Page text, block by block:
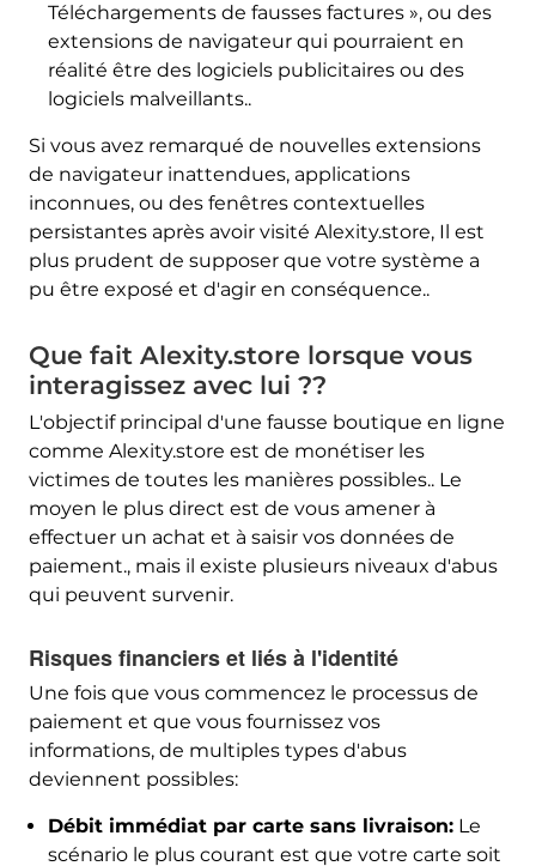
Téléchargements de fausses factures », ou des
extensions de navigateur qui pourraient en
réalité être des logiciels publicitaires ou des
logiciels malveillants..
Si vous avez remarqué de nouvelles extensions
de navigateur inattendues, applications
inconnues, ou des fenêtres contextuelles
persistantes après avoir visité Alexity.store, Il est
plus prudent de supposer que votre système a
pu être exposé et d'agir en conséquence..
Que fait Alexity.store lorsque vous
interagissez avec lui ??
L'objectif principal d'une fausse boutique en ligne
comme Alexity.store est de monétiser les
victimes de toutes les manières possibles.. Le
moyen le plus direct est de vous amener à
effectuer un achat et à saisir vos données de
paiement., mais il existe plusieurs niveaux d'abus
qui peuvent survenir.
Risques financiers et liés à l'identité
Une fois que vous commencez le processus de
paiement et que vous fournissez vos
informations, de multiples types d'abus
deviennent possibles:
Débit immédiat par carte sans livraison:Le
scénario le plus courant est que votre carte soit